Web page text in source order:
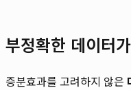
부정확한 데이터
증분효과를 고려하지 않은